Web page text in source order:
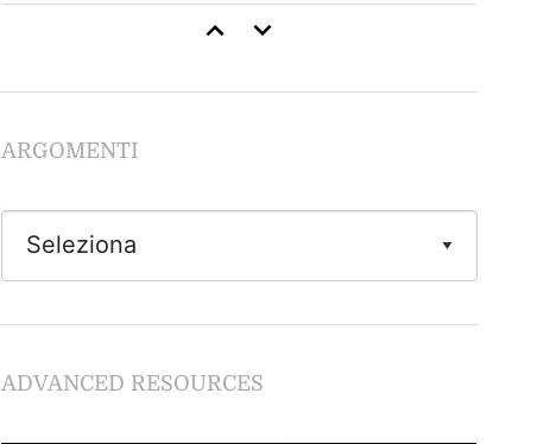
Come Stimolare il Clitoride
penetrazione anale in piena sicurezza.
ARGOMENTI
ADVANCED RESOURCES